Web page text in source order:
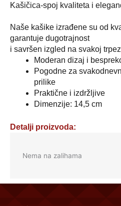
Kašičica-spoj kvaliteta i
Naše kašike izrađene su od
garantuje dugotrajnost
i savršen izgled na svakoj
Moderan dizaj i
Pogodne za
prilike
Praktične i izdržljive
Dimenzije: 14,5 cm
Detalji proizvoda:
Nema na zalihama